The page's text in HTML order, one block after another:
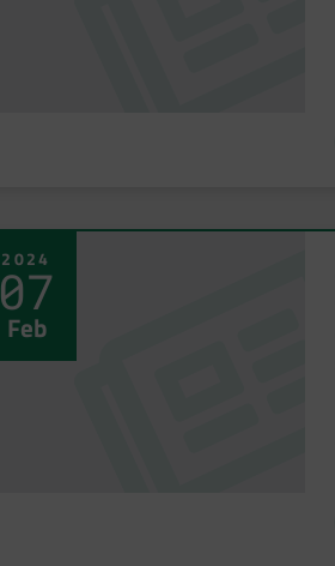
2024
07
Feb